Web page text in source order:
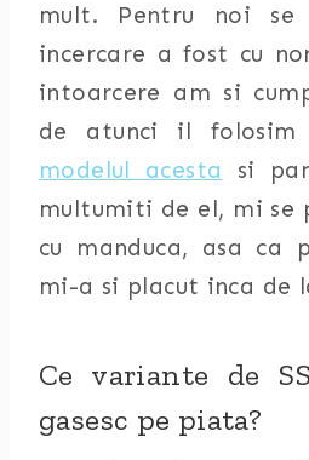
mult. Pentru noi
incercare a fost cu
intoarcere am si
de atunci il folosim
modelul acesta
si
multumiti de el, mi se
cu manduca, asa ca
mi-a si placut inca de
Ce variante de
gasesc pe piata?